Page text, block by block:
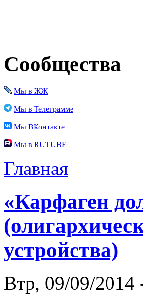
Сообщества
Мы в ЖЖ
Мы в Телеграмме
Мы ВКонтакте
Мы в RUTUBE
Главная
«Карфаген
устройства)
Втр, 09/09/2014